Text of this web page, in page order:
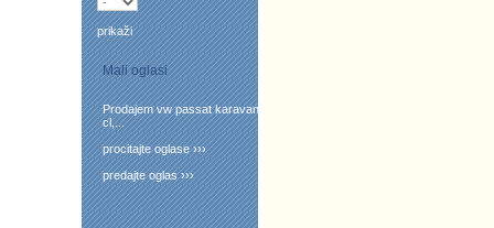
prikaži
Mali oglasi
Prodajem vw passat karavan
cl,...
procitajte oglase ›››
predajte oglas ›››